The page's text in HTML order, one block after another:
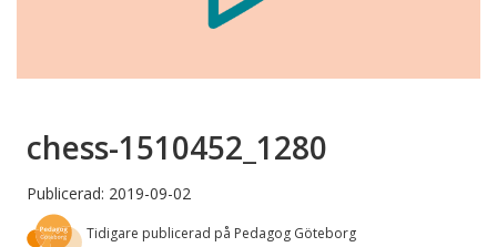
chess-1510452_1280
Publicerad: 2019-09-02
Tidigare publicerad på Pedagog Göteborg